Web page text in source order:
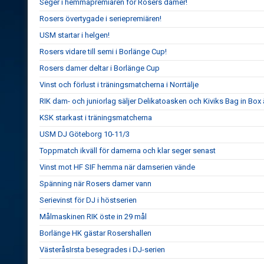
Seger i hemmapremiären för Rosers damer!
Rosers övertygade i seriepremiären!
USM startar i helgen!
Rosers vidare till semi i Borlänge Cup!
Rosers damer deltar i Borlänge Cup
Vinst och förlust i träningsmatcherna i Norrtälje
RIK dam- och juniorlag säljer Delikatoasken och Kiviks Bag in
KSK starkast i träningsmatcherna
USM DJ Göteborg 10-11/3
Toppmatch ikväll för damerna och klar seger senast
Vinst mot HF SIF hemma när damserien vände
Spänning när Rosers damer vann
Serievinst för DJ i höstserien
Målmaskinen RIK öste in 29 mål
Borlänge HK gästar Rosershallen
VästeråsIrsta besegrades i DJ-serien